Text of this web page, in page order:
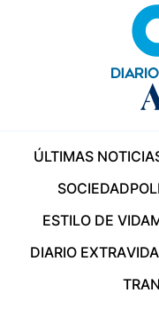
ÚLTIMAS
SOCIEDAD
ESTILO DE VIDA
DIARIO EXTRA